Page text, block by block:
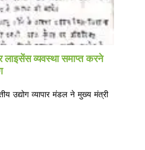
लाइसेंस व्यवस्था समाप्त करने
उद्योग व्यापार मंडल ने मुख्य मंत्री